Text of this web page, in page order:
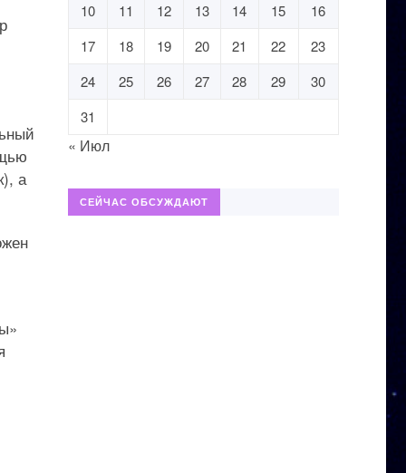
а
10
11 12 13 14 15
16
17
18 19 20 21 22
23
24
25 26 27 28 29
30
31
« Июл
СЕЙЧАС ОБСУЖДАЮТ